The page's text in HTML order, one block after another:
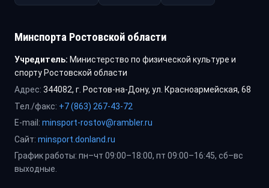
Минспорта Ростовской области
Учредитель: Министерство по физической культуре и
спорту Ростовской области
Адрес: 344082, г. Ростов-на-Дону, ул. Красноармейская, 68
Тел./факс: +7 (863) 267-43-72
E-mail: minsport-rostov@rambler.ru
Сайт: minsport.donland.ru
График работы: пн–чт 09:00–18:00, пт 09:00–16:45, сб–вс
выходные.